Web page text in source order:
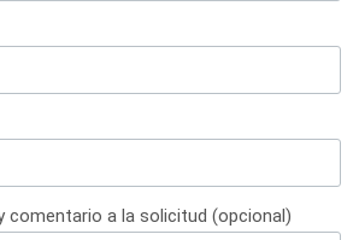
comentario a la solicitud (opcional)